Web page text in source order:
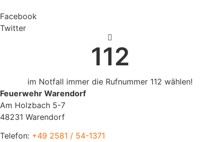
Facebook
Twitter
112
im Notfall immer die Rufnummer 112 wählen!
Feuerwehr Warendorf
Am Holzbach 5-7
48231 Warendorf
Telefon: +49 2581 / 54-1371